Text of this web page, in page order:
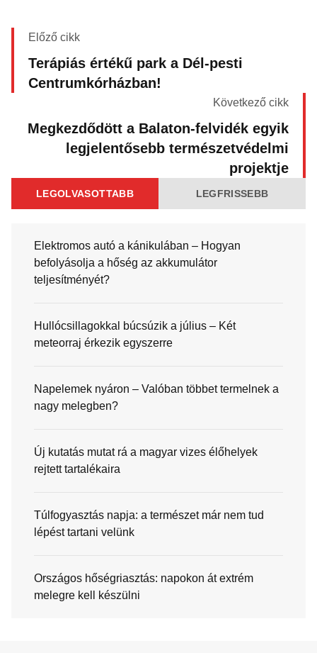
Előző cikk
Terápiás értékű park a Dél-pesti
Centrumkórházban!
Következő cikk
Megkezdődött a Balaton-felvidék egyik
legjelentősebb természetvédelmi
projektje
LEGOLVASOTTABB LEGFRISSEBB
Elektromos autó a kánikulában – Hogyan
befolyásolja a hőség az akkumulátor
teljesítményét?
Hullócsillagokkal búcsúzik a július – Két
meteorraj érkezik egyszerre
Napelemek nyáron – Valóban többet termelnek a
nagy melegben?
Új kutatás mutat rá a magyar vizes élőhelyek
rejtett tartalékaira
Túlfogyasztás napja: a természet már nem tud
lépést tartani velünk
Országos hőségriasztás: napokon át extrém
melegre kell készülni